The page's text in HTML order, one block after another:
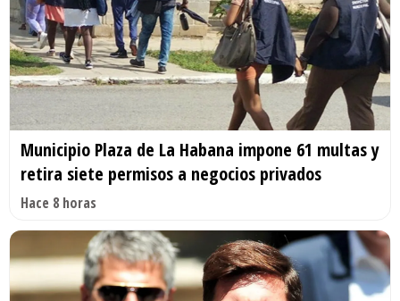
Municipio Plaza de La Habana impone 61 multas y
retira siete permisos a negocios privados
Hace 8 horas